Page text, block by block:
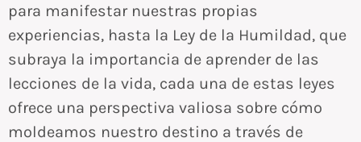
para manifestar nuestras propias
experiencias, hasta la Ley de la Humildad, que
subraya la importancia de aprender de las
lecciones de la vida, cada una de estas leyes
ofrece una perspectiva valiosa sobre cómo
moldeamos nuestro destino a través de